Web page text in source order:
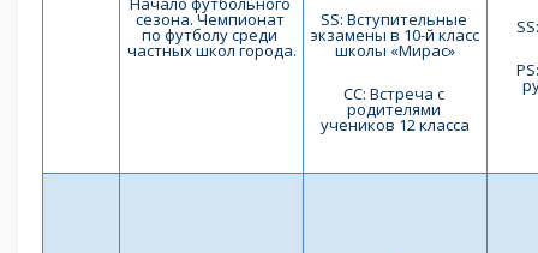
сезона. Чемпионат
по футболу среди
частных школ города.
SS: Вступительные
экзамены в 10-й класс
школы «Мирас»
СС: Встреча с
родителями
учеников 12 класса